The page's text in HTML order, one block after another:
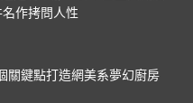
作拷問人性
關鍵點打造網美系夢幻廚房